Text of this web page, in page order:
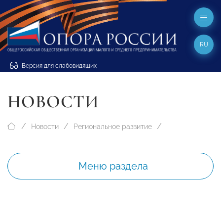
Версия для слабовидящих
RU
НОВОСТИ
Новости Региональное развитие
Меню раздела